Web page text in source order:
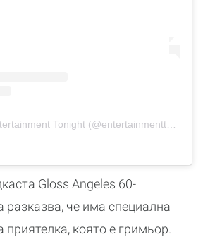
Gloss Angeles 60-
разказва, че има специална
приятелка, която е гримьор.